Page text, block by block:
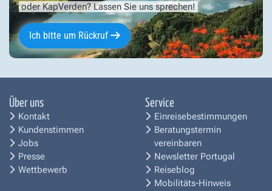
oder KapVerden? Lassen Sie uns sprechen!
Ich bitte um Rückruf
Über uns
Kontakt
Kundenstimmen
Jobs
Presse
Wettbewerb
Service
Einreisebestimmungen
Beratungstermin
vereinbaren
Newsletter Portugal
Reiseblog
Mobilitäts-Hinweis